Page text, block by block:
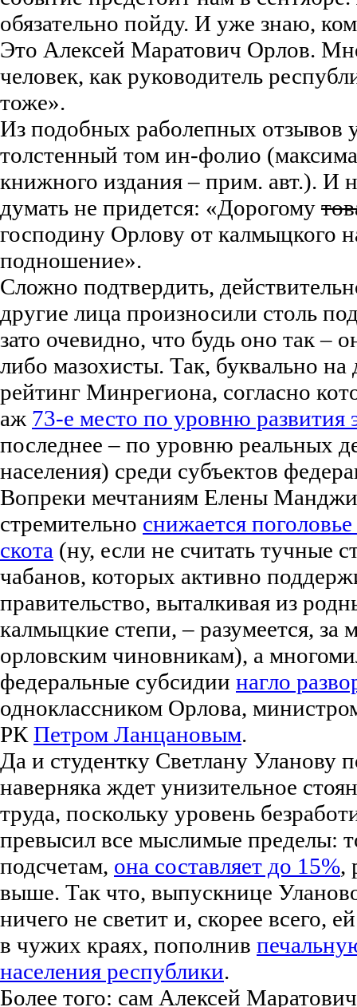
обязательно пойду. И уже знаю,
Это Алексей Маратович Орлов.
человек, как руководитель
тоже».
Из подобных раболепных отзывов
толстенный том ин-фолио
книжного издания – прим. авт.). И
думать не придется: «Дорогому
господину Орлову от калмыцкого
подношение».
Сложно подтвердить,
другие лица произносили столь
зато очевидно, что будь оно так –
либо мазохисты. Так, буквально
рейтинг Минрегиона, согласно
аж 73-е место по уровню развития
последнее – по уровню реальных
населения) среди субъектов
Вопреки мечтаниям Елены
стремительно снижается
скота (ну, если не считать тучные
чабанов, которых активно
правительство, выталкивая из
калмыцкие степи, – разумеется, за
орловским чиновникам), а
федеральные субсидии нагло
одноклассником Орлова,
РК Петром Ланцановым.
Да и студентку Светлану Уланову
наверняка ждет унизительное
труда, поскольку уровень
превысил все мыслимые пределы:
подсчетам, она составляет до 15%,
выше. Так что, выпускнице
ничего не светит и, скорее всего,
в чужих краях, пополнив
населения республики.
Более того: сам Алексей